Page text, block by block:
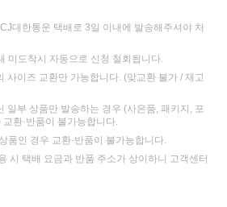
대한통운 택배로 3일 이내에 발송해주셔야 처
미도착시 자동으로 신청 철회됩니다.
사이즈 교환만 가능합니다. (맞교환 불가 / 재고
일부 상품만 발송하는 경우 (사은품, 패키지, 포
환·반품이 불가능합니다.
품인 경우 교환·반품이 불가능합니다.
시 택배 요금과 반품 주소가 상이하니 고객센터